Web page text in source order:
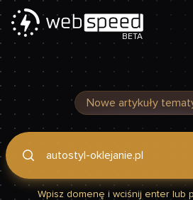
BETA
Nowe artykuły
Podaj domenę, by sprawdzić, czy
Wpisz domenę i wciśnij enter lub